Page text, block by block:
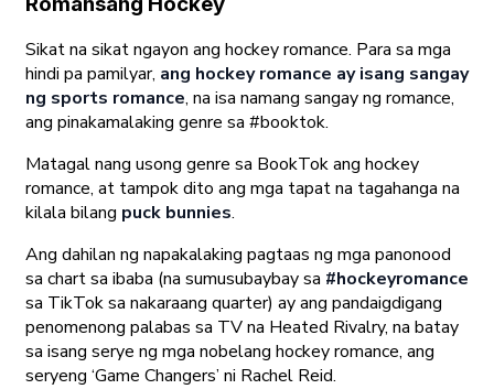
Sikat na sikat ngayon ang hockey romance. Para sa mga
hindi pa pamilyar, ang hockey romance ay isang sangay
ng sports romance, na isa namang sangay ng romance,
ang pinakamalaking genre sa #booktok.
Matagal nang usong genre sa BookTok ang hockey
romance, at tampok dito ang mga tapat na tagahanga na
kilala bilang puck bunnies.
Ang dahilan ng napakalaking pagtaas ng mga panonood
sa chart sa ibaba (na sumusubaybay sa #hockeyromance
sa TikTok sa nakaraang quarter) ay ang pandaigdigang
penomenong palabas sa TV na Heated Rivalry, na batay
sa isang serye ng mga nobelang hockey romance, ang
seryeng ‘Game Changers’ ni Rachel Reid.